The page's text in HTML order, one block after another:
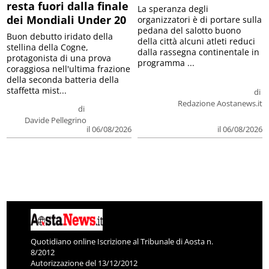
resta fuori dalla finale
dei Mondiali Under 20
di
Davide Pellegrino
il 06/08/2026
Buon debutto iridato della
stellina della Cogne,
protagonista di una prova
coraggiosa nell'ultima frazione
della seconda batteria della
staffetta mist...
di
Redazione Aostanews.it
il 06/08/2026
La speranza degli
organizzatori è di portare sulla
pedana del salotto buono
della città alcuni atleti reduci
dalla rassegna continentale in
programma ...
Quotidiano online Iscrizione al Tribunale di Aosta n.
8/2012
Autorizzazione del 13/12/2012